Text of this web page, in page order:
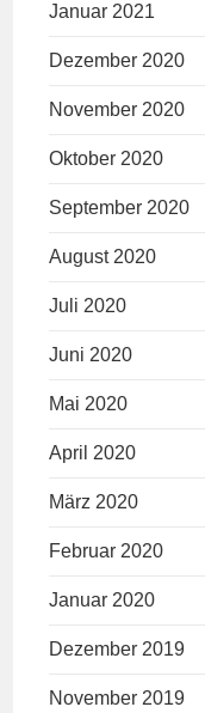
Januar 2021
Dezember 2020
November 2020
Oktober 2020
September 2020
August 2020
Juli 2020
Juni 2020
Mai 2020
April 2020
März 2020
Februar 2020
Januar 2020
Dezember 2019
November 2019